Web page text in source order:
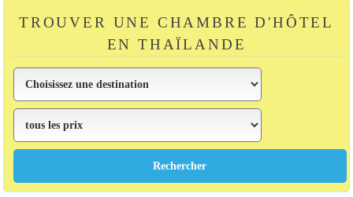
TROUVER UNE CHAMBRE D'HÔTEL
EN THAÏLANDE